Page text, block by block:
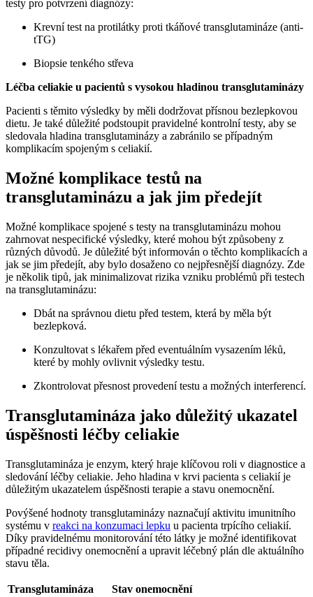
testy pro potvrzení diagnózy:
Krevní test na protilátky proti tkáňové transglutamináze (anti-
tTG)
Biopsie tenkého střeva
Léčba celiakie u pacientů s vysokou hladinou transglutaminázy
Pacienti s těmito výsledky by měli dodržovat přísnou bezlepkovou
dietu. Je také důležité podstoupit pravidelné kontrolní testy, aby se
sledovala hladina transglutaminázy a zabránilo se případným
komplikacím spojeným s celiakií.
Možné komplikace testů na
transglutaminázu a jak jim předejít
Možné komplikace spojené s testy na transglutaminázu mohou
zahrnovat nespecifické výsledky, které mohou být způsobeny z
různých důvodů. Je důležité být informován o těchto komplikacích a
jak se jim předejít, aby bylo dosaženo co nejpřesnější diagnózy. Zde
je několik tipů, jak minimalizovat rizika vzniku problémů při testech
na transglutaminázu:
Dbát na správnou dietu před testem, která by měla být
bezlepková.
Konzultovat s lékařem před eventuálním vysazením léků,
které by mohly ovlivnit výsledky testu.
Zkontrolovat přesnost provedení testu a možných interferencí.
Transglutamináza jako důležitý ukazatel
úspěšnosti léčby celiakie
Transglutamináza je enzym, který hraje klíčovou roli v diagnostice a
sledování léčby celiakie. Jeho hladina v krvi pacienta s celiakií je
důležitým ukazatelem úspěšnosti terapie a stavu onemocnění.
Povýšené hodnoty transglutaminázy naznačují aktivitu imunitního
systému v reakci na konzumaci lepku u pacienta trpícího celiakií.
Díky pravidelnému monitorování této látky je možné identifikovat
případné recidivy onemocnění a upravit léčebný plán dle aktuálního
stavu těla.
Transglutamináza
Stav onemocnění